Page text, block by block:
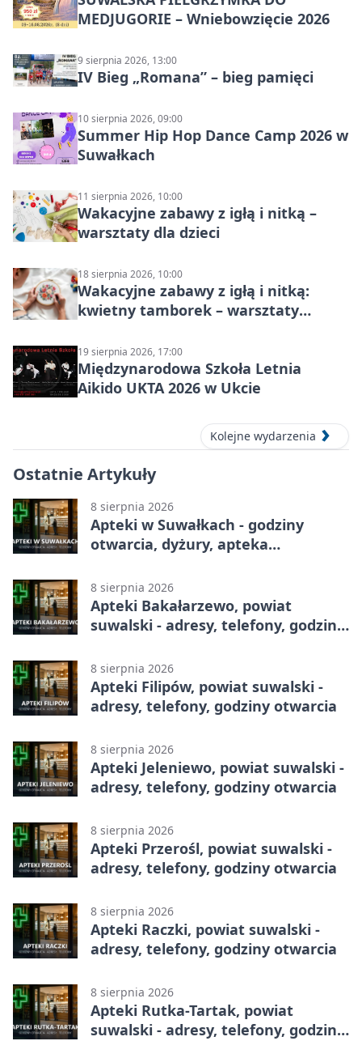
MEDJUGORIE – Wniebowzięcie 2026
9 sierpnia 2026, 13:00
IV Bieg „Romana” – bieg pamięci
10 sierpnia 2026, 09:00
Summer Hip Hop Dance Camp 2026 w
Suwałkach
11 sierpnia 2026, 10:00
Wakacyjne zabawy z igłą i nitką –
warsztaty dla dzieci
18 sierpnia 2026, 10:00
Wakacyjne zabawy z igłą i nitką:
kwietny tamborek – warsztaty
19 sierpnia 2026, 17:00
Międzynarodowa Szkoła Letnia
Aikido UKTA 2026 w Ukcie
Kolejne wydarzenia
Ostatnie Artykuły
8 sierpnia 2026
Apteki w Suwałkach - godziny
otwarcia, dyżury, apteka
8 sierpnia 2026
Apteki Bakałarzewo, powiat
suwalski - adresy, telefony, godziny
8 sierpnia 2026
Apteki Filipów, powiat suwalski -
adresy, telefony, godziny otwarcia
8 sierpnia 2026
Apteki Jeleniewo, powiat suwalski -
adresy, telefony, godziny otwarcia
8 sierpnia 2026
Apteki Przerośl, powiat suwalski -
adresy, telefony, godziny otwarcia
8 sierpnia 2026
Apteki Raczki, powiat suwalski -
adresy, telefony, godziny otwarcia
8 sierpnia 2026
Apteki Rutka-Tartak, powiat
suwalski - adresy, telefony, godziny